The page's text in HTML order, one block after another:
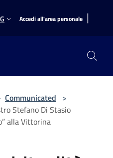
Accedi all'area personale |
Communicated >
Stefano Di Stasio
alla Vittorina